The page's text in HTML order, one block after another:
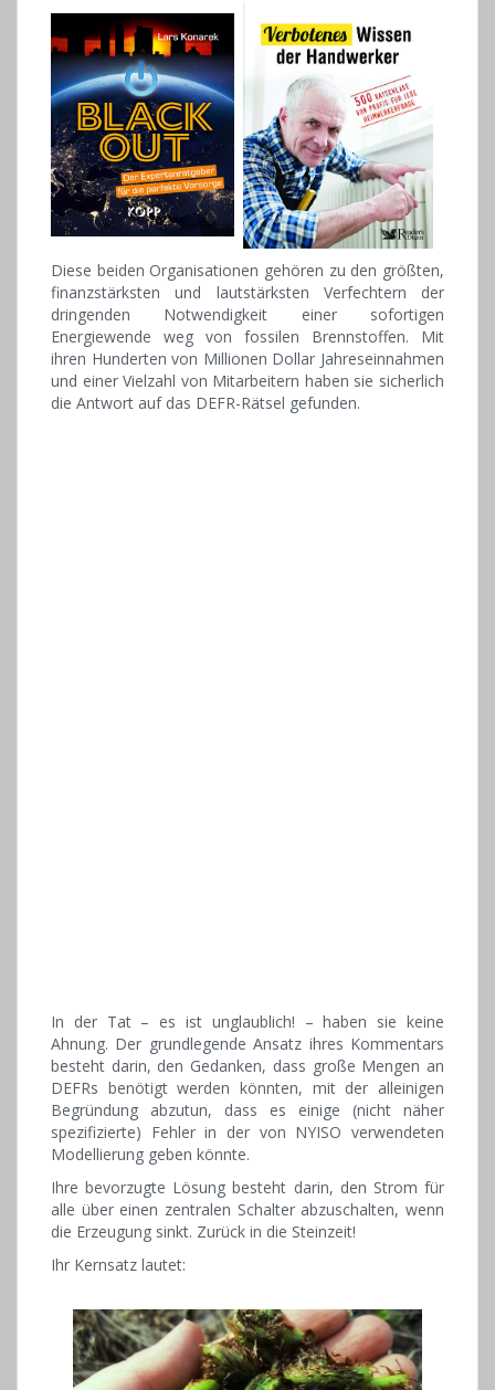
Diese beiden Organisationen gehören zu den größten,
finanzstärksten und lautstärksten Verfechtern der
dringenden Notwendigkeit einer sofortigen
Energiewende weg von fossilen Brennstoffen. Mit
ihren Hunderten von Millionen Dollar Jahreseinnahmen
und einer Vielzahl von Mitarbeitern haben sie sicherlich
die Antwort auf das DEFR-Rätsel gefunden.
In der Tat – es ist unglaublich! – haben sie keine
Ahnung. Der grundlegende Ansatz ihres Kommentars
besteht darin, den Gedanken, dass große Mengen an
DEFRs benötigt werden könnten, mit der alleinigen
Begründung abzutun, dass es einige (nicht näher
spezifizierte) Fehler in der von NYISO verwendeten
Modellierung geben könnte.
Ihre bevorzugte Lösung besteht darin, den Strom für
alle über einen zentralen Schalter abzuschalten, wenn
die Erzeugung sinkt. Zurück in die Steinzeit!
Ihr Kernsatz lautet: